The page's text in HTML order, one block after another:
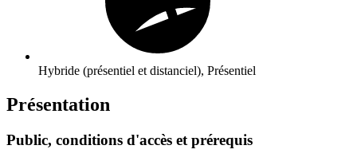
Hybride (présentiel et distanciel), Présentiel
Présentation
Public, conditions d'accès et prérequis